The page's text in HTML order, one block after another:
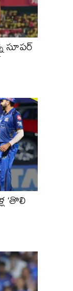
సూపర్
‘తొలి